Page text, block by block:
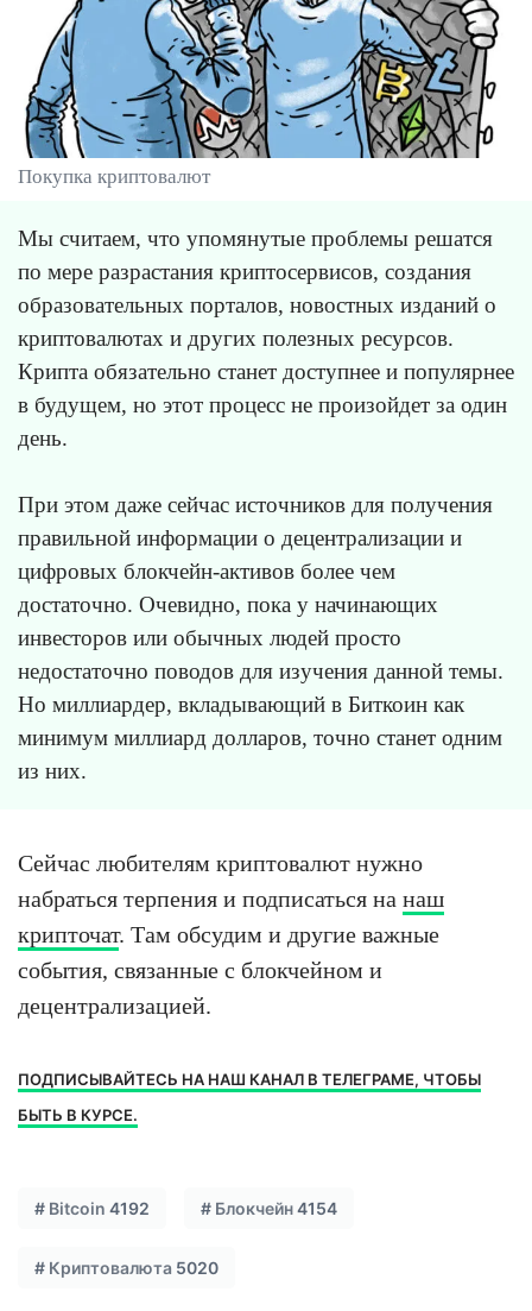
Покупка криптовалют
Мы считаем, что упомянутые проблемы решатся
по мере разрастания криптосервисов, создания
образовательных порталов, новостных изданий о
криптовалютах и других полезных ресурсов.
Крипта обязательно станет доступнее и популярнее
в будущем, но этот процесс не произойдет за один
день.
При этом даже сейчас источников для получения
правильной информации о децентрализации и
цифровых блокчейн-активов более чем
достаточно. Очевидно, пока у начинающих
инвесторов или обычных людей просто
недостаточно поводов для изучения данной темы.
Но миллиардер, вкладывающий в Биткоин как
минимум миллиард долларов, точно станет одним
из них.
Сейчас любителям криптовалют нужно
набраться терпения и подписаться на наш
крипточат. Там обсудим и другие важные
события, связанные с блокчейном и
децентрализацией.
ПОДПИСЫВАЙТЕСЬ НА НАШ КАНАЛ В ТЕЛЕГРАМЕ, ЧТОБЫ
БЫТЬ В КУРСЕ.
# Bitcoin 4192 # Блокчейн4154
# Криптовалюта 5020